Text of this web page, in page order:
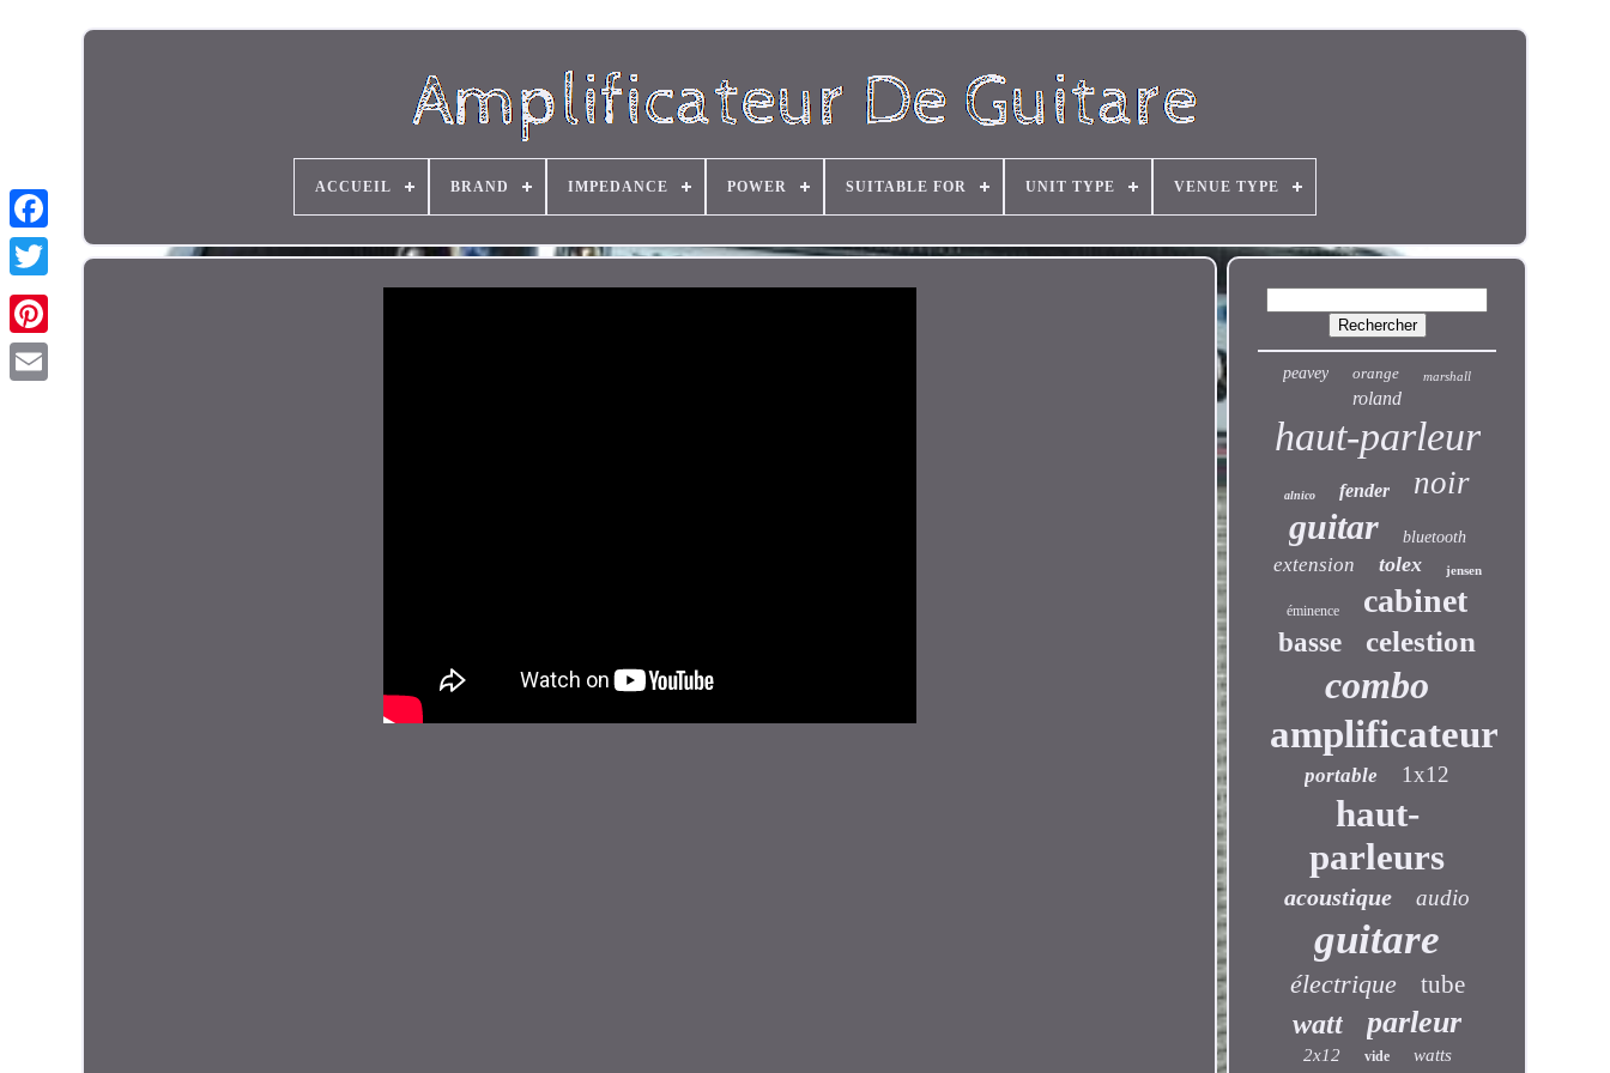
ACCUEIL BRAND IMPEDANCE POWER SUITABLE FOR UNIT TYPE VENUE TYPE
peavey orange marshall
roland
haut-parleur
alnico fender noir
guitar bluetooth
extension tolex jensen
éminence cabinet
basse celestion
combo
amplificateur
portable 1x12
haut-
parleurs
acoustique audio
guitare
électrique tube
watt parleur
2x12 vide watts